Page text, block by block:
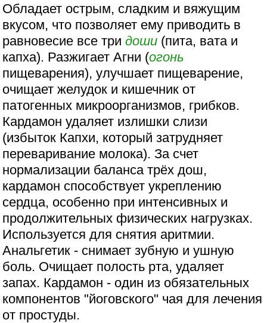
Обладает острым, сладким и вяжущим
вкусом, что позволяет ему приводить в
равновесие все тридоши (пита, вата и
капха). Разжигает Агни (огонь
пищеварения), улучшает пищеварение,
очищает желудок и кишечник от
патогенных микроорганизмов, грибков.
Кардамон удаляет излишки слизи
(избыток Капхи, который затрудняет
переваривание молока). За счет
нормализации баланса трёх дош,
кардамон способствует укреплению
сердца, особенно при интенсивных и
продолжительных физических нагрузках.
Используется для снятия аритмии.
Анальгетик - снимает зубную и ушную
боль. Очищает полость рта, удаляет
запах. Кардамон - один из обязательных
компонентов "йоговского" чая для лечения
от простуды.